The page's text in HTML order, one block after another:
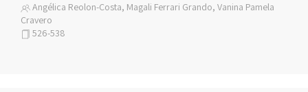
Angélica Reolon-Costa, Magali Ferrari Grando, Vanina Pamela
Cravero
526-538